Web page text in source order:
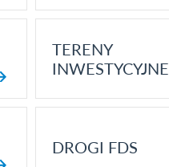
TERENY
INWESTYCYJNE
DROGI FDS